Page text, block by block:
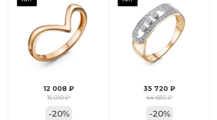
12 008 ₽
15 010 ₽
-20%
Вес драгметалла
Марка (бренд)
Дельта
Фианит
Цвет золота
КРАС
35 720 ₽
44 650 ₽
-20%